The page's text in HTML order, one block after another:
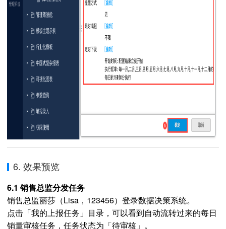
6. 效果预览
6.1 销售总监分发任务
销售总监丽莎（Lisa，123456）登录数据决策系统。
点击「我的上报任务」目录，可以看到自动流转过来的每日
销量审核任务，任务状态为「待审核」。